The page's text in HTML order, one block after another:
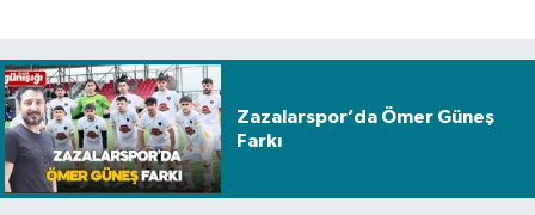
Zazalarspor’da Ömer Güneş
Farkı